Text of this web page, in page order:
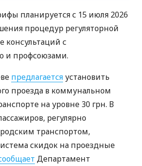
планируется с 15 июля 2026
процедур регуляторной
консультаций с
и профсоюзами.
предлагается установить
проезда в коммунальном
на уровне 30 грн. В
регулярно
транспортом,
скидок на проездные
Департамент